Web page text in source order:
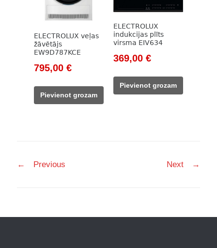
ELECTROLUX veļas
žāvētājs
EW9D787KCE
Original
was:
1
795,00 €Current
795,00 €.
Pievienot grozam
ELECTROLUX
indukcijas plīts
virsma EIV634
Original
was:
612,00 €.
369,00 €Current
369,00 €.
Pievienot grozam
navigation
← Previous Next →